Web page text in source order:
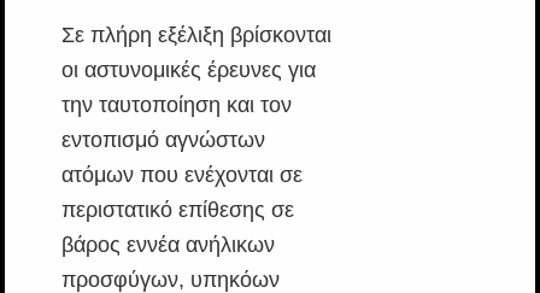
Σε πλήρη εξέλιξη βρίσκονται
οι αστυνομικές έρευνες για
την ταυτοποίηση και τον
εντοπισμό αγνώστων
ατόμων που ενέχονται σε
περιστατικό επίθεσης σε
βάρος εννέα ανήλικων
προσφύγων, υπηκόων